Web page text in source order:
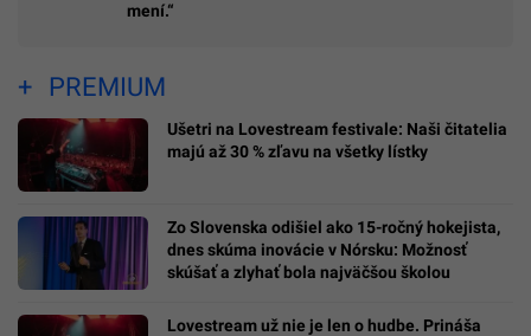
mení.“
PREMIUM
Ušetri na Lovestream festivale: Naši čitatelia
majú až 30 % zľavu na všetky lístky
Zo Slovenska odišiel ako 15-ročný hokejista,
dnes skúma inovácie v Nórsku: Možnosť
skúšať a zlyhať bola najväčšou školou
Lovestream už nie je len o hudbe. Prináša